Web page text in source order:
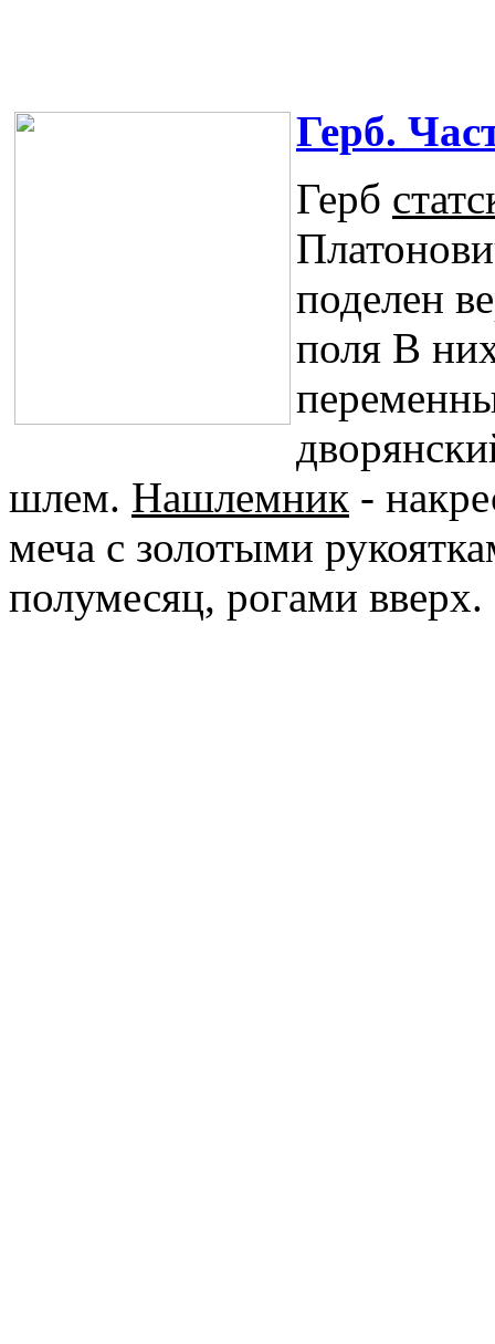
Герб.
Герб
поделен
поля В
шлем. Нашлемник -
меча с золотыми
полумесяц, рогами